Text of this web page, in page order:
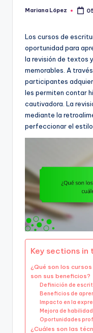
Posted
Mariana López
Los cursos de
oportunidad para
la revisión de textos
memorables. A
participantes
les permiten contar
cautivadora. La
mediante la
perfeccionar el estilo
Key sections in
¿Qué son los
son sus beneficios?
Definición de
Beneficios de
Impacto en la
Mejora de
Oportunidades
¿Cuáles son las